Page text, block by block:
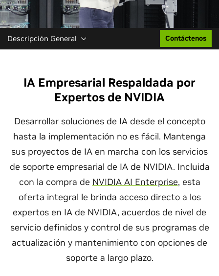
Descripción General Contáctenos
IA Empresarial Respaldada por
Expertos de NVIDIA
Desarrollar soluciones de IA desde el concepto
hasta la implementación no es fácil. Mantenga
sus proyectos de IA en marcha con los servicios
de soporte empresarial de IA de NVIDIA. Incluida
con la compra de NVIDIA AI Enterprise, esta
oferta integral le brinda acceso directo a los
expertos en IA de NVIDIA, acuerdos de nivel de
servicio definidos y control de sus programas de
actualización y mantenimiento con opciones de
soporte a largo plazo.